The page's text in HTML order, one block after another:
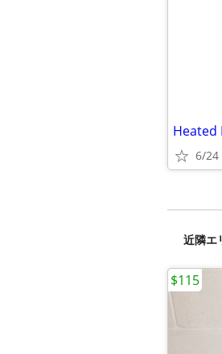
Heated
6/24
近隣エ
$115